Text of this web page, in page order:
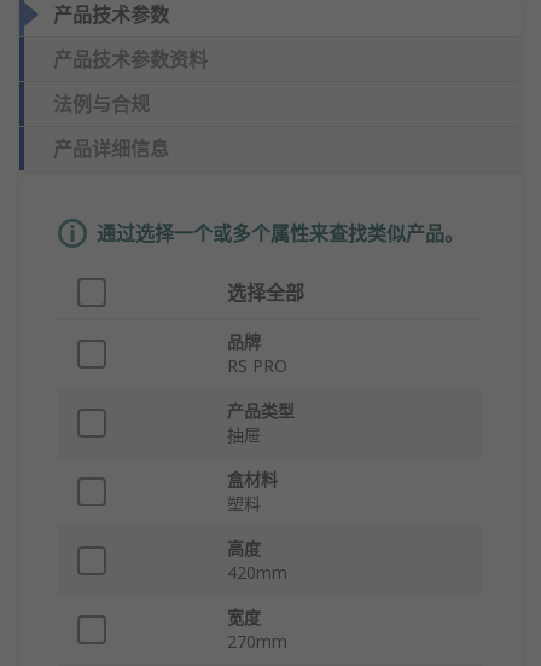
产品技术参数
产品技术参数资料
法例与合规
产品详细信息
通过选择一个或多个属性来查找类似产品。
选择全部
品牌
RS PRO
产品类型
抽屉
盒材料
塑料
高度
420mm
宽度
270mm